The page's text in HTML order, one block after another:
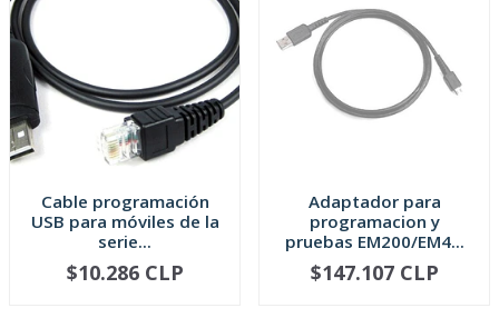
Cable programación
USB para móviles de la
serie...
+
$10.286 CLP
Adaptador para
programacion y
pruebas EM200/EM4...
AGOTADO
$147.107 CLP